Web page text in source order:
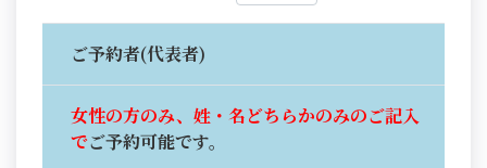
ご予約者(代表者)
女性の方のみ、姓・名どちらかのみのご記入
でご予約可能です。